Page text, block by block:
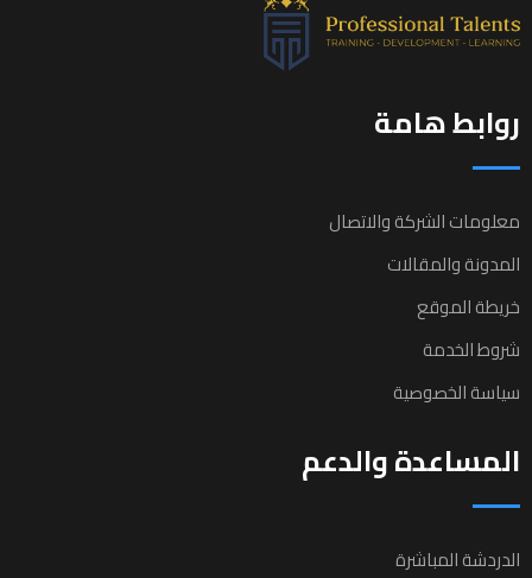
روابط هامة
معلومات الشركة والاتصال
المدونة والمقالات
خريطة الموقع
شروط الخدمة
سياسة الخصوصية
المساعدة والدعم
الدردشة المباشرة